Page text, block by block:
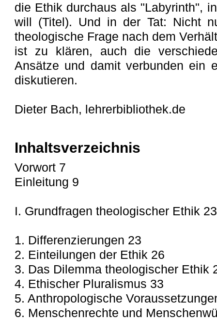
die Ethik durchaus als "Labyrinth",
will (Titel). Und in der Tat: Nicht
theologische Frage nach dem
ist zu klären, auch die
Ansätze und damit verbunden ein
diskutieren.
Dieter Bach, lehrerbibliothek.de
Inhaltsverzeichnis
Vorwort 7
Einleitung 9
I. Grundfragen theologischer Ethik 23
1. Differenzierungen 23
2. Einteilungen der Ethik 26
3. Das Dilemma theologischer Ethik
4. Ethischer Pluralismus 33
5. Anthropologische
6. Menschenrechte und